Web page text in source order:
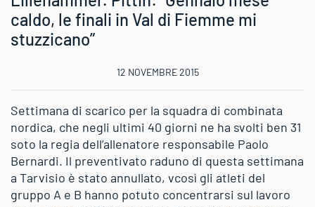
caldo, le finali in Val di Fiemme mi
stuzzicano”
12 NOVEMBRE 2015
Settimana di scarico per la squadra di combinata
nordica, che negli ultimi 40 giorni ne ha svolti ben 31
soto la regia dell’allenatore responsabile Paolo
Bernardi. Il preventivato raduno di questa settimana
a Tarvisio è stato annullato, vcosì gli atleti del
gruppo A e B hanno potuto concentrarsi sul lavoro